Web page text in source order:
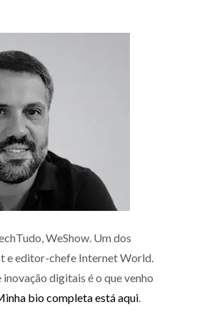
WeShow. Um dos
e editor-chefe Internet World.
digitais é o que venho
bio completa está aqui.